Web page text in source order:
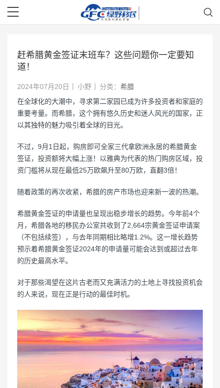
赶希腊黄金签证末班车？这些问题你一定要知
道！
2024年07月20日 小野 分类： 希腊
在全球化的大潮中，寻求第二家园已成为许多投资者和家庭的
重要考量。而希腊，这个拥有悠久历史和迷人风光的国家，正
以其独特的魅力吸引着全球的目光。
不过，9月1日起，购房即可全家三代拿欧洲永居的希腊黄金
签证，投资额将大幅上涨！以雅典为代表的热门购房区域，投
资门槛将从现在最低25万欧飙升至80万欧，直翻3倍！
随着政策的再次收紧，希腊的房产市场也迎来新一波的热潮。
希腊黄金签证的申请量也呈现出稳步增长的趋势。今年前4个
月，希腊各地的移民办公室共收到了2,664宗黄金签证申请案
（不包括续签），与去年同期相比略增1.2%。这一增长趋势
预示着希腊黄金签证2024年的申请量可能会达到或超过去年
的历史最高水平。
对于那些渴望在这片古老而又充满活力的土地上寻找投资机会
的人来说，现在正是行动的最佳时机。